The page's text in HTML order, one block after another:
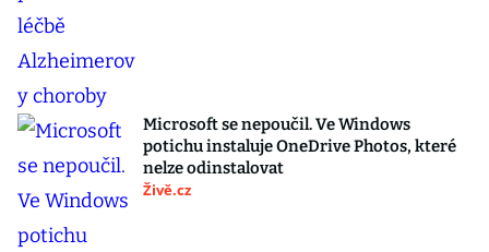
Microsoft se nepoučil. Ve Windows
potichu instaluje OneDrive Photos, které
nelze odinstalovat
Živě.cz